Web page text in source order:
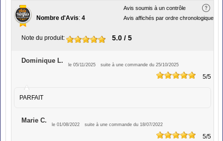
Avis soumis à un contrôle
Avis affichés par ordre chronologique
Nombre d'Avis: 4
Note du produit: 5.0 / 5
Dominique L.
le 05/11/2025 suite à une commande du 25/10/2025
5/5
PARFAIT
Marie C.
le 01/08/2022 suite à une commande du 18/07/2022
5/5